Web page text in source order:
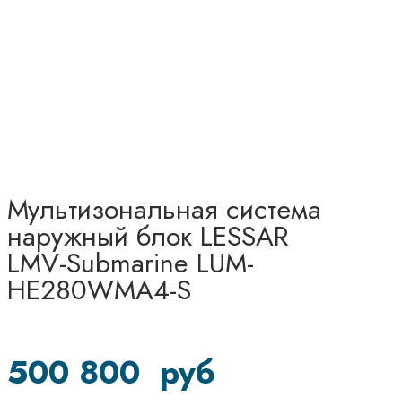
Мультизональная система
наружный блок LESSAR
LMV-Submarine LUM-
HE280WMA4-S
500 800 руб